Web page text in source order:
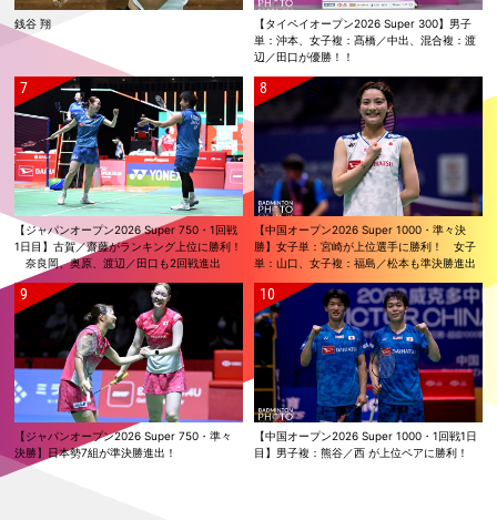
銭谷 翔
【タイペイオープン2026 Super 300】男子
単：沖本、女子複：髙橋／中出、混合複：渡
辺／田口が優勝！！
【ジャパンオープン2026 Super 750・1回戦
1日目】古賀／齋藤がランキング上位に勝利！
奈良岡、奥原、渡辺／田口も2回戦進出
【中国オープン2026 Super 1000・準々決
勝】女子単：宮崎が上位選手に勝利！ 女子
単：山口、女子複：福島／松本も準決勝進出
【ジャパンオープン2026 Super 750・準々
決勝】日本勢7組が準決勝進出！
【中国オープン2026 Super 1000・1回戦1日
目】男子複：熊谷／西 が上位ペアに勝利！